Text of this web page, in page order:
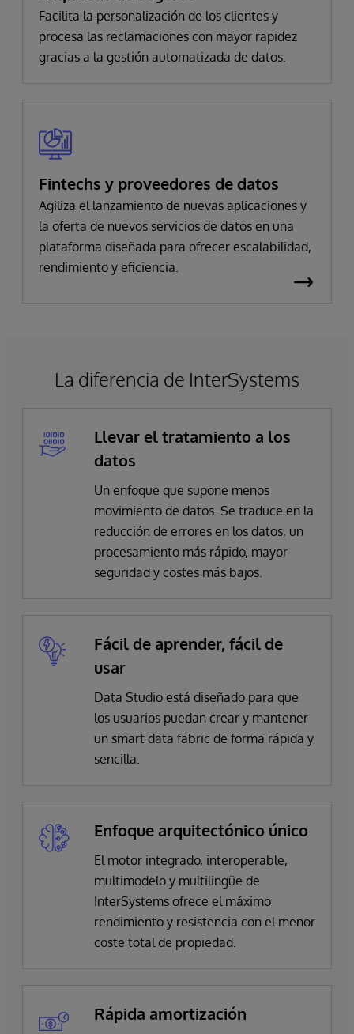
Facilita la personalización de los clientes y
procesa las reclamaciones con mayor rapidez
gracias a la gestión automatizada de datos.
Fintechs y proveedores de datos
Agiliza el lanzamiento de nuevas aplicaciones y
la oferta de nuevos servicios de datos en una
plataforma diseñada para ofrecer escalabilidad,
rendimiento y eficiencia.
La diferencia de InterSystems
Llevar el tratamiento a los
datos
Un enfoque que supone menos
movimiento de datos. Se traduce en la
reducción de errores en los datos, un
procesamiento más rápido, mayor
seguridad y costes más bajos.
Fácil de aprender, fácil de
usar
Data Studio está diseñado para que
los usuarios puedan crear y mantener
un smart data fabric de forma rápida y
sencilla.
Enfoque arquitectónico único
El motor integrado, interoperable,
multimodelo y multilingüe de
InterSystems ofrece el máximo
rendimiento y resistencia con el menor
coste total de propiedad.
Rápida amortización